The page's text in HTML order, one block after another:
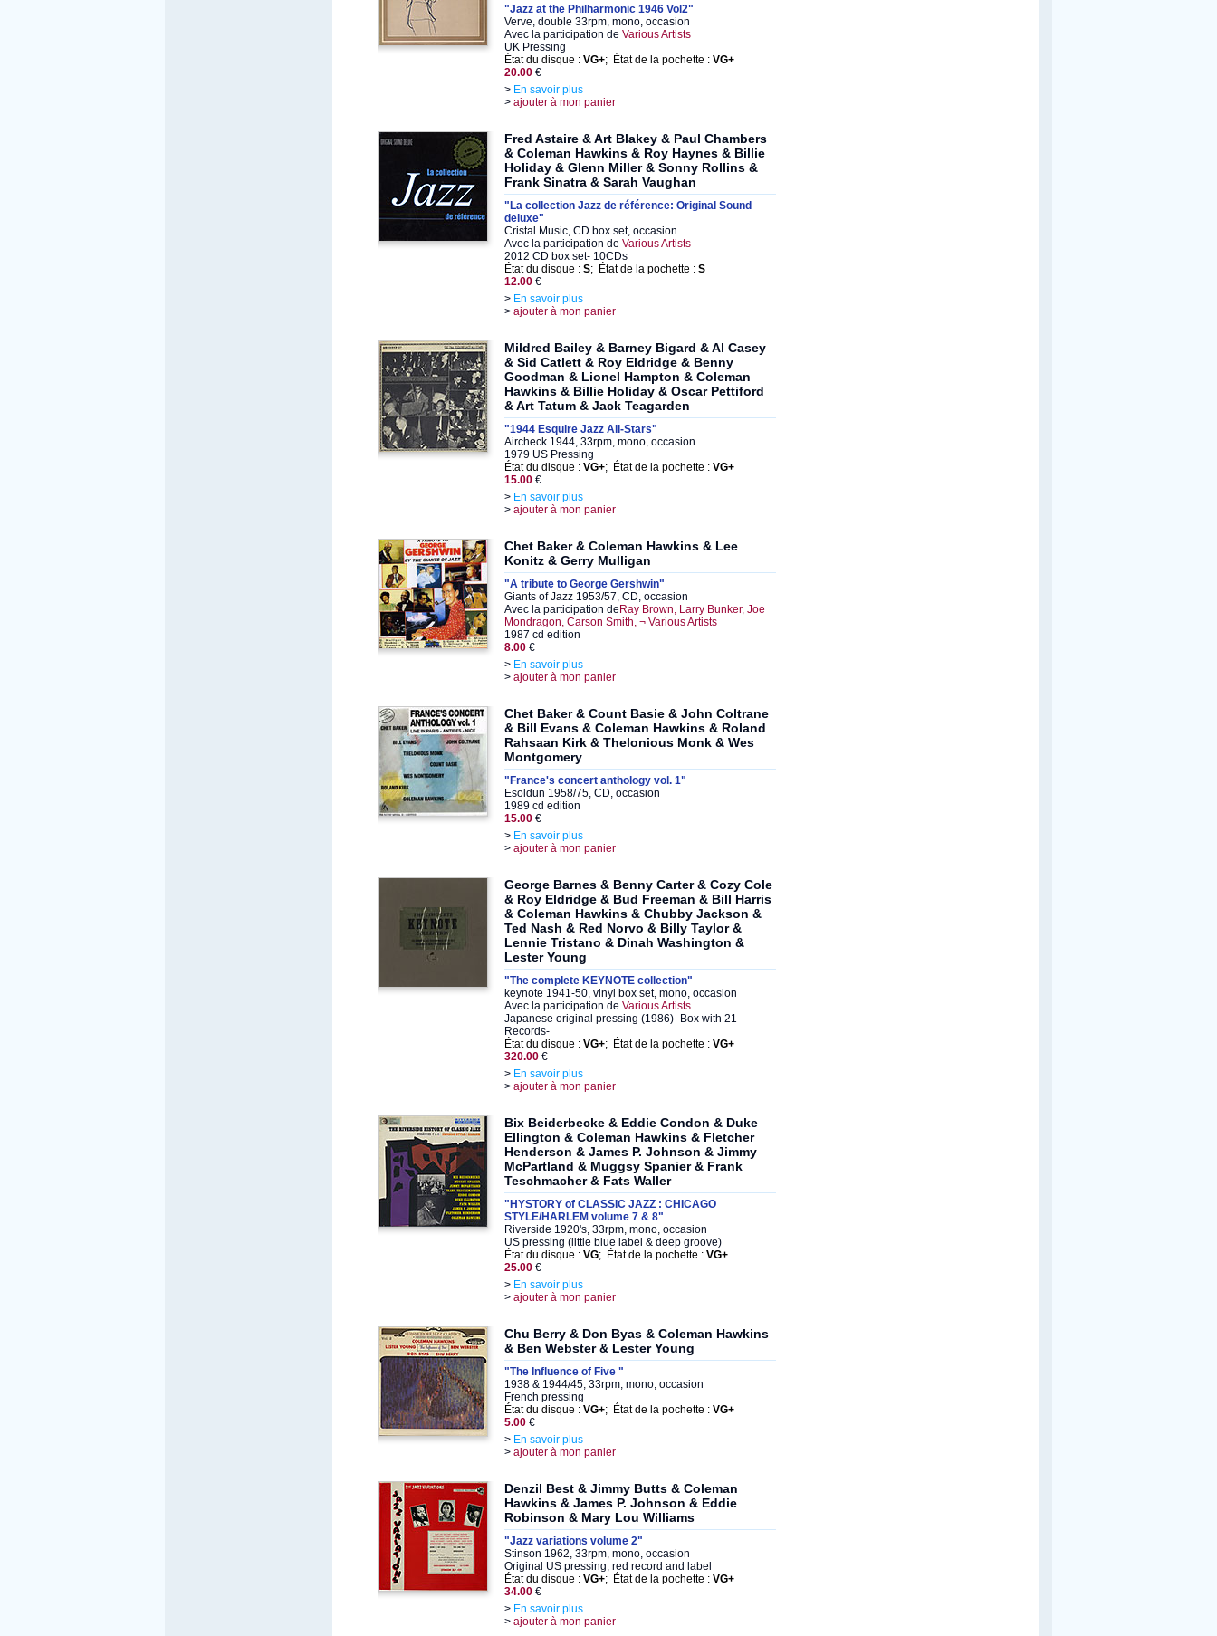
"Jazz at the Philharmonic 1946 Vol2"
Verve, double 33rpm, mono, occasion
Avec la participation de Various Artists
UK Pressing
État du disque : VG+; État de la pochette : VG+
20.00 €
> En savoir plus
> ajouter à mon panier
Fred Astaire & Art Blakey & Paul Chambers
& Coleman Hawkins & Roy Haynes & Billie
Holiday & Glenn Miller & Sonny Rollins &
Frank Sinatra & Sarah Vaughan
"La collection Jazz de référence: Original Sound
deluxe"
Cristal Music, CD box set, occasion
Avec la participation de Various Artists
2012 CD box set- 10CDs
État du disque : S; État de la pochette : S
12.00 €
> En savoir plus
> ajouter à mon panier
Mildred Bailey & Barney Bigard & Al Casey
& Sid Catlett & Roy Eldridge & Benny
Goodman & Lionel Hampton & Coleman
Hawkins & Billie Holiday & Oscar Pettiford
& Art Tatum & Jack Teagarden
"1944 Esquire Jazz All-Stars"
Aircheck 1944, 33rpm, mono, occasion
1979 US Pressing
État du disque : VG+; État de la pochette : VG+
15.00 €
> En savoir plus
> ajouter à mon panier
Chet Baker & Coleman Hawkins & Lee
Konitz & Gerry Mulligan
"A tribute to George Gershwin"
Giants of Jazz 1953/57, CD, occasion
Avec la participation de Ray Brown, Larry Bunker, Joe
Mondragon, Carson Smith, ¬ Various Artists
1987 cd edition
8.00 €
> En savoir plus
> ajouter à mon panier
Chet Baker & Count Basie & John Coltrane
& Bill Evans & Coleman Hawkins & Roland
Rahsaan Kirk & Thelonious Monk & Wes
Montgomery
"France's concert anthology vol. 1"
Esoldun 1958/75, CD, occasion
1989 cd edition
15.00 €
> En savoir plus
> ajouter à mon panier
George Barnes & Benny Carter & Cozy Cole
& Roy Eldridge & Bud Freeman & Bill Harris
& Coleman Hawkins & Chubby Jackson &
Ted Nash & Red Norvo & Billy Taylor &
Lennie Tristano & Dinah Washington &
Lester Young
"The complete KEYNOTE collection"
keynote 1941-50, vinyl box set, mono, occasion
Avec la participation de Various Artists
Japanese original pressing (1986) -Box with 21
Records-
État du disque : VG+; État de la pochette : VG+
320.00 €
> En savoir plus
> ajouter à mon panier
Bix Beiderbecke & Eddie Condon & Duke
Ellington & Coleman Hawkins & Fletcher
Henderson & James P. Johnson & Jimmy
McPartland & Muggsy Spanier & Frank
Teschmacher & Fats Waller
"HYSTORY of CLASSIC JAZZ : CHICAGO
STYLE/HARLEM volume 7 & 8"
Riverside 1920's, 33rpm, mono, occasion
US pressing (little blue label & deep groove)
État du disque : VG; État de la pochette : VG+
25.00 €
> En savoir plus
> ajouter à mon panier
Chu Berry & Don Byas & Coleman Hawkins
& Ben Webster & Lester Young
"The Influence of Five "
1938 & 1944/45, 33rpm, mono, occasion
French pressing
État du disque : VG+; État de la pochette : VG+
5.00 €
> En savoir plus
> ajouter à mon panier
Denzil Best & Jimmy Butts & Coleman
Hawkins & James P. Johnson & Eddie
Robinson & Mary Lou Williams
"Jazz variations volume 2"
Stinson 1962, 33rpm, mono, occasion
Original US pressing, red record and label
État du disque : VG+; État de la pochette : VG+
34.00 €
> En savoir plus
> ajouter à mon panier